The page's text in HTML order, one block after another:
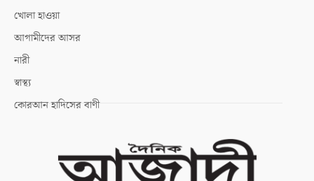
খোলা হাওয়া
আগামীদের আসর
নারী
স্বাস্থ্য
কোরআন হাদিসের বাণী